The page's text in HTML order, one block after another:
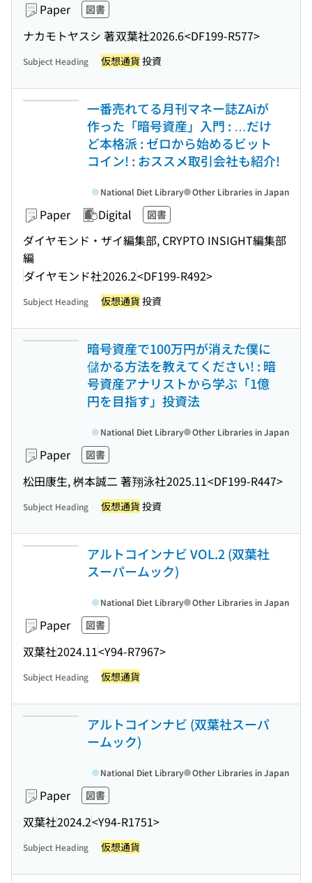
Paper 図書
ナカモトヤスシ 著双葉社2026.6<DF199-R577>
Subject Heading 仮想通貨 投資
一番売れてる月刊マネー誌ZAiが
作った「暗号資産」入門 : …だけ
ど本格派 : ゼロから始めるビット
コイン! : おススメ取引会社も紹介!
Paper Digital 図書
ダイヤモンド・ザイ編集部, CRYPTO INSIGHT編集部
編
ダイヤモンド社2026.2<DF199-R492>
National Diet Library Other Libraries in Japan
Subject Heading 仮想通貨 投資
暗号資産で100万円が消えた僕に
儲かる方法を教えてください! : 暗
号資産アナリストから学ぶ「1億
円を目指す」投資法
Paper 図書
松田康生, 桝本誠二 著翔泳社2025.11<DF199-R447>
National Diet Library Other Libraries in Japan
Subject Heading 仮想通貨 投資
アルトコインナビ VOL.2 (双葉社
スーパームック)
Paper 図書
双葉社2024.11<Y94-R7967>
National Diet Library Other Libraries in Japan
Subject Heading 仮想通貨
アルトコインナビ (双葉社スーパ
ームック)
Paper 図書
双葉社2024.2<Y94-R1751>
National Diet Library Other Libraries in Japan
Subject Heading 仮想通貨